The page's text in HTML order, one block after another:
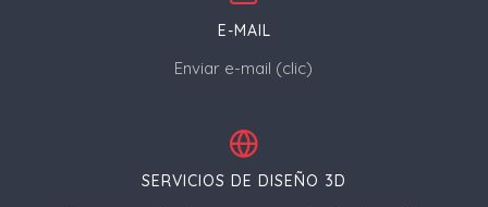
E-MAIL
Enviar e-mail (clic)
SERVICIOS DE DISEÑO 3D